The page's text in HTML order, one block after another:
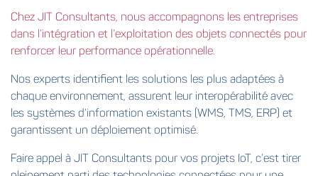
Chez JIT Consultants, nous accompagnons les entreprises
dans l’intégration et l’exploitation des objets connectés pour
renforcer leur performance opérationnelle.
Nos experts identifient les solutions les plus adaptées à
chaque environnement, assurent leur interopérabilité avec
les systèmes d’information existants (WMS, TMS, ERP) et
garantissent un déploiement optimisé.
Faire appel à JIT Consultants pour vos projets IoT, c’est tirer